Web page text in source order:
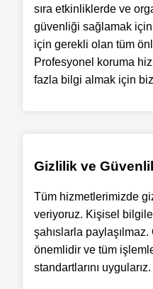
sıra etkinliklerde ve
güvenliği sağlamak
için gerekli olan tüm
Profesyonel koruma
fazla bilgi almak için
Gizlilik ve
Tüm hizmetlerimizde
veriyoruz. Kişisel
şahıslarla
önemlidir ve tüm
standartlarını uygularız.